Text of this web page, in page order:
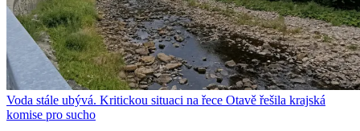
Voda stále ubývá. Kritickou situaci na řece Otavě řešila krajská
komise pro sucho